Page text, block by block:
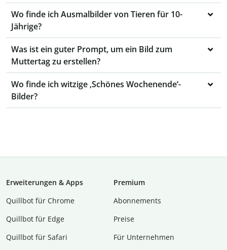
Wo finde ich Ausmalbilder von Tieren für 10-
Jährige?
Was ist ein guter Prompt, um ein Bild zum
Muttertag zu erstellen?
Wo finde ich witzige ‚Schönes Wochenende‘-
Bilder?
Erweiterungen & Apps
Quillbot für Chrome
Quillbot für Edge
Quillbot für Safari
Premium
Abon­ne­ments
Preise
Für Unternehmen